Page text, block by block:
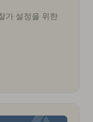
가 설정을 위한